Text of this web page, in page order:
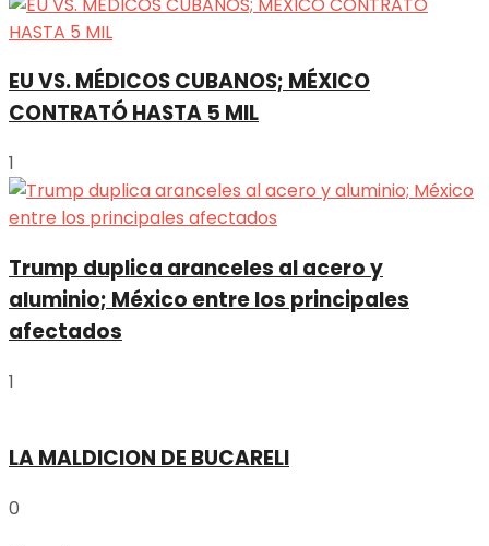
EU VS. MÉDICOS CUBANOS; MÉXICO
CONTRATÓ HASTA 5 MIL
1
Trump duplica aranceles al acero y
aluminio; México entre los principales
afectados
1
LA MALDICION DE BUCARELI
0